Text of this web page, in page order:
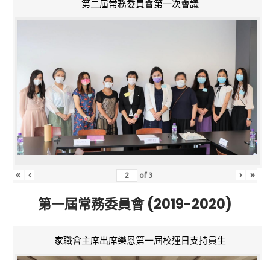
第二屆常務委員會第一次會議
« ‹ of3 › »
第一屆常務委員會 (2019-2020)
家職會主席出席樂恩第一屆校運日支持員生